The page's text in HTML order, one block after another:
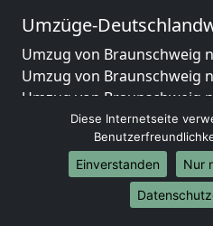
Umzüge-
Umzug von Braunschweig
Umzug von Braunschweig
Umzug von Braunschweig
Umzug von Braunschweig
Umzug von Braunschweig
Umzug von Braunschweig
Umzug von Braunschweig
Umzug von Braunschweig
Diese Internetseite
Einverstanden
Nur